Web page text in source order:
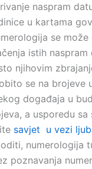
naspram
u kartama
se
istih naspram
njihovim
se na brojeve
događaja u
a usporedu
savjet u vezi
numerologija
poznavanja